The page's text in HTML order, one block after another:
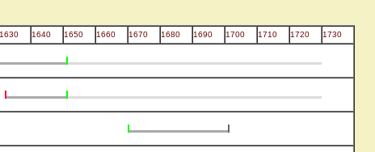
1630 1640 1650 1660 1670 1680 1690 1700 1710 1720 1730